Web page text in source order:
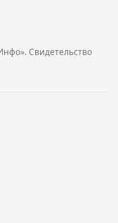
Cвидетельство